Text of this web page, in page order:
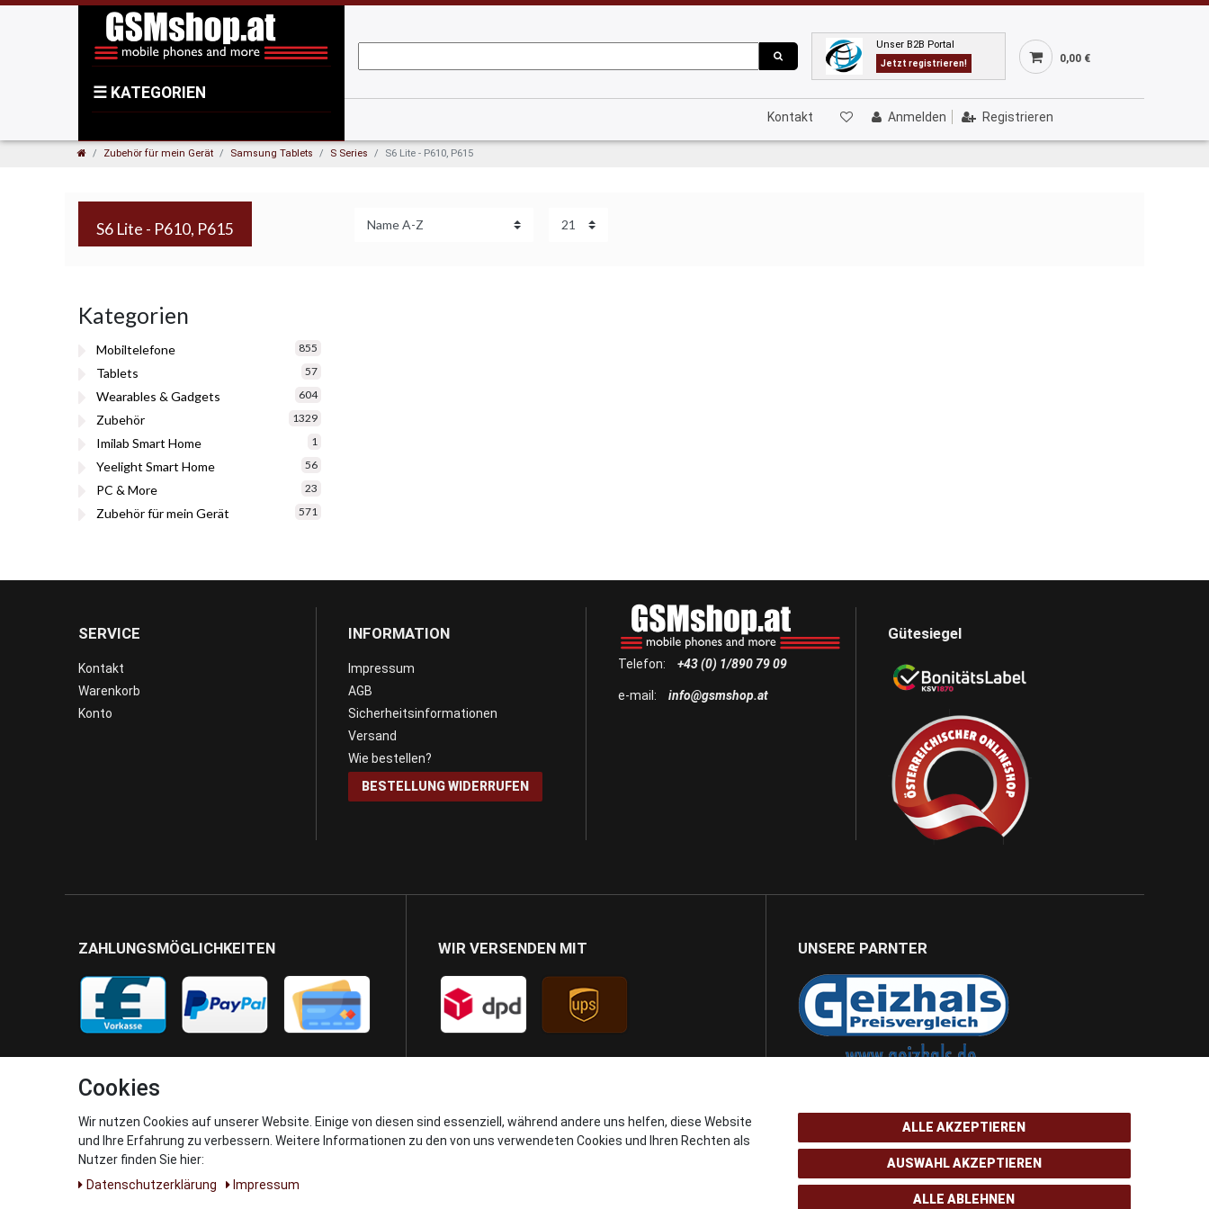
Unser B2B Portal
Jetzt registrieren! 0,00 €
Kontakt Anmelden Registrieren
☰ KATEGORIEN
Zubehör für mein Gerät Samsung Tablets S Series S6 Lite - P610, P615
S6 Lite - P610, P615
Kategorien
Mobiltelefone 855
Tablets 57
Wearables & Gadgets 604
Zubehör 1329
Imilab Smart Home 1
Yeelight Smart Home 56
PC & More 23
Zubehör für mein Gerät 571
SERVICE
Kontakt
Warenkorb
Konto
INFORMATION
Impressum
AGB
Sicherheitsinformationen
Versand
Wie bestellen?
BESTELLUNG WIDERRUFEN
Telefon: +43 (0) 1/890 79 09
e-mail: info@gsmshop.at
Gütesiegel
ZAHLUNGSMÖGLICHKEITEN WIR VERSENDEN MIT UNSERE PARNTER
Cookies
Wir nutzen Cookies auf unserer Website. Einige von diesen sind essenziell, während andere uns helfen, diese Website
und Ihre Erfahrung zu verbessern. Weitere Informationen zu den von uns verwendeten Cookies und Ihren Rechten als
Nutzer finden Sie hier:
Daten­schutz­erklärung
Impressum
ALLE AKZEPTIEREN
AUSWAHL AKZEPTIEREN
ALLE ABLEHNEN